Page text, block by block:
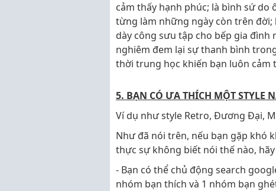
cảm thấy hạnh phúc; là bình sứ do
từng làm những ngày còn trên đời;
dày công sưu tập cho bếp gia
nghiêm đem lại sự thanh bình
thời trung học khiến bạn luôn cảm
5. BẠN CÓ ƯA THÍCH MỘT STYLE
Ví dụ như style Retro, Đương Đại,
Như đã nói trên, nếu bạn gặp khó
thực sự không biết nói thế nào,
- Bạn có thể chủ động search
nhóm bạn thích và 1 nhóm bạn